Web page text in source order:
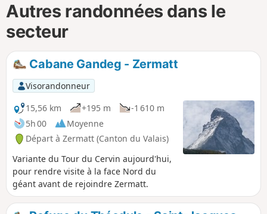
Autres randonnées dans le
secteur
Cabane Gandeg - Zermatt
Visorandonneur
15,56 km
+195 m
-1 610 m
5h 00
Moyenne
Départ à Zermatt (Canton du Valais)
Variante du Tour du Cervin aujourd'hui,
pour rendre visite à la face Nord du
géant avant de rejoindre Zermatt.